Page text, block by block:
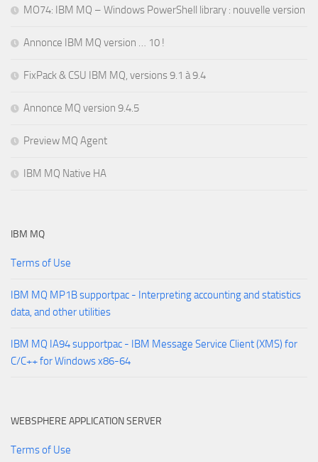
MO74: IBM MQ – Windows PowerShell library : nouvelle version
Annonce IBM MQ version … 10 !
FixPack & CSU IBM MQ, versions 9.1 à 9.4
Annonce MQ version 9.4.5
Preview MQ Agent
IBM MQ Native HA
IBM MQ
Terms of Use
IBM MQ MP1B supportpac - Interpreting accounting and statistics
data, and other utilities
IBM MQ IA94 supportpac - IBM Message Service Client (XMS) for
C/C++ for Windows x86-64
WEBSPHERE APPLICATION SERVER
Terms of Use